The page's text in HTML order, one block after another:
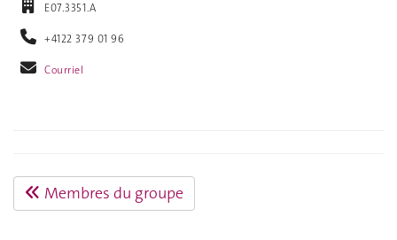
E07.3351.A
+4122 379 01 96
Courriel
Membres du groupe